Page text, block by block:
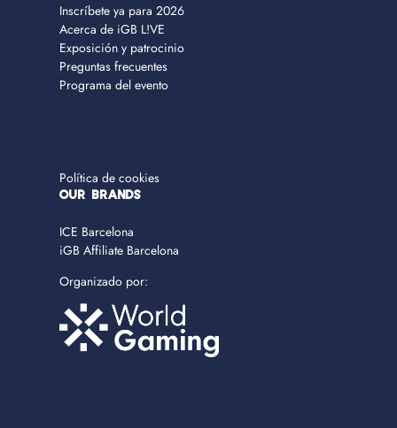
Inscríbete ya para 2026
Acerca de iGB L!VE
Exposición y patrocinio
Preguntas frecuentes
Programa del evento
Política de cookies
OUR BRANDS
ICE Barcelona
iGB Affiliate Barcelona
Organizado por: